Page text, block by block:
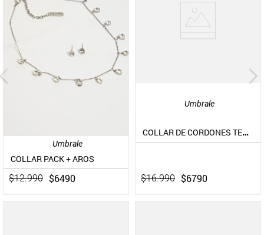
Umbrale
COLLAR PACK + AROS
$12.990 $6490
Umbrale
COLLAR DE CORDONES TEXTILES ANUDADOS Y PIEZAS METÁLICAS
$16.990 $6790